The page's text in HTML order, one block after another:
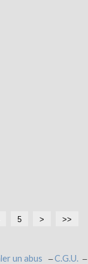
5 > >>
un abus C.G.U.